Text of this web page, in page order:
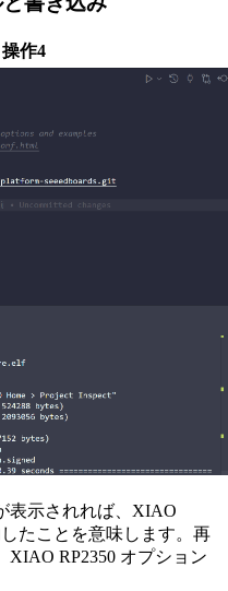
操作4
表示されれば、XIAO
たことを意味します。再
XIAO RP2350 オプション